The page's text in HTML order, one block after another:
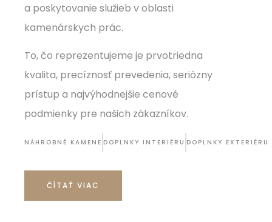
a poskytovanie služieb v oblasti
kamenárskych prác.
To, čo reprezentujeme je prvotriedna
kvalita, precíznosť prevedenia, seriózny
prístup a najvýhodnejšie cenové
podmienky pre našich zákazníkov.
NÁHROBNÉ KAMENE DOPLNKY INTERIÉRU DOPLNKY EXTERIÉRU
ČÍTAŤ VIAC